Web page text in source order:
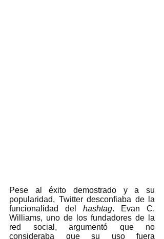
Pese al éxito demostrado y a su
popularidad, Twitter desconfiaba de la
funcionalidad del hashtag. Evan C.
Williams, uno de los fundadores de la
red social, argumentó que no
consideraba que su uso fuera